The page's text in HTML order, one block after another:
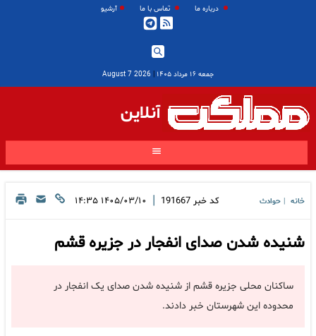
درباره ما تماس با ما آرشیو
جمعه ۱۶ مرداد ۱۴۰۵ |
2026 August 7
آنلاین
خانه حوادث کد خبر 191667
| ۱۴۰۵/۰۳/۱۰ ۱۴:۳۵
شنیده شدن صدای انفجار در جزیره قشم
ساکنان محلی جزیره قشم از شنیده شدن صدای یک انفجار در
محدوده این شهرستان خبر دادند.